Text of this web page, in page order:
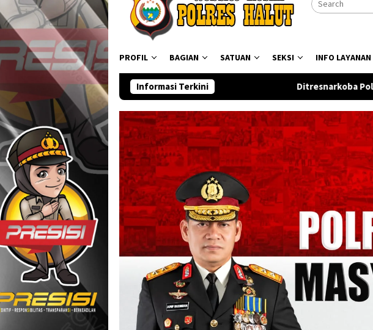
PROFIL BAGIAN SATUAN SEKSI INFO LAYANAN
Informasi Terkini
Ditresnarkoba Polda Malut Ungkap Peredaran